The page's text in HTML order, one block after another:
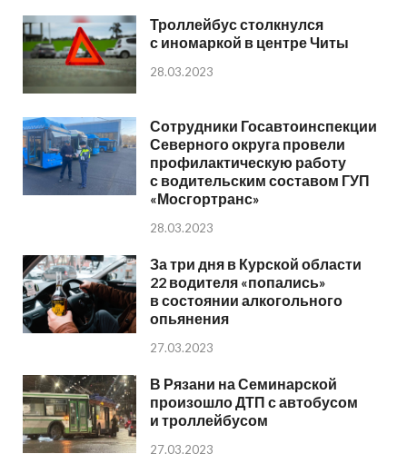
Троллейбус столкнулся
с иномаркой в центре Читы
28.03.2023
Сотрудники Госавтоинспекции
Северного округа провели
профилактическую работу
с водительским составом ГУП
«Мосгортранс»
28.03.2023
За три дня в Курской области
22 водителя «попались»
в состоянии алкогольного
опьянения
27.03.2023
В Рязани на Семинарской
произошло ДТП с автобусом
и троллейбусом
27.03.2023